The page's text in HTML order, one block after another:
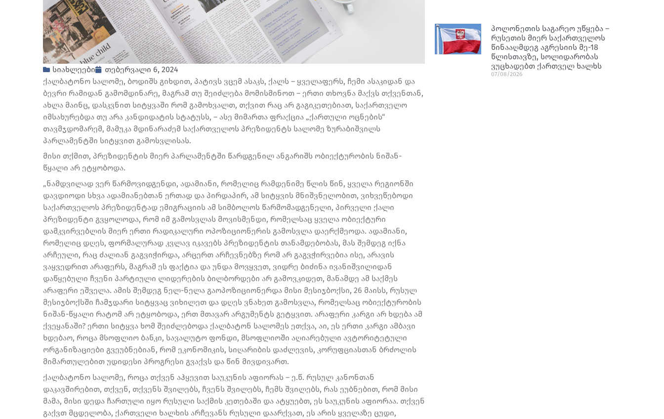
სიახლეები
თებერვალი 6, 2024
ქალბატონო სალომე, ბოდიშს გიხდით, პატივს ვცემ ასაკს, ქალს – ყველაფერს, ჩემი ასაკიდან და
ბევრი რამიდან გამომდინარე, მაგრამ თუ შეიძლება მომისმინოთ – ერთი თხოვნა მაქვს თქვენთან,
ახლა მაინც, დასკვნით სიტყვაში რომ გამოხვალთ, თქვით რაც არ გაგიკეთებიათ, საქართველო
იმსახურებდა თუ არა კანდიდატის სტატუსს, – ასე მიმართა ფრაქცია „ქართული ოცნების“
თავმჯდომარემ, მამუკა მდინარაძემ საქართველოს პრეზიდენტს სალომე ზურაბიშვილს
პარლამენტში სიტყვით გამოსვლისას.
მისი თქმით, პრეზიდენტის მიერ პარლამენტში წარდგენილ ანგარიშს ობიექტურობის ნიშან-
წყალი არ ეტყობოდა.
„ნამდვილად ვერ წარმოვიდგენდი, ადამიანი, რომელიც რამდენიმე წლის წინ, ყველა რეგიონში
დავდიოდი სხვა ადამიანებთან ერთად და პირდაპირ, ამ სიტყვის მნიშვნელობით, ვიხვეწებოდი
საქართველოს პრეზიდენტად ემიგრაციის ამ სიმბოლოს წარმომადგენელი, პირველი ქალი
პრეზიდენტი გვყოლოდა, რომ იმ გამოსვლას მოვისმენდი, რომელსაც ყველა ობიექტური
დამკვირვებლის მიერ ერთი რადიკალური ოპოზიციონერის გამოსვლა დაერქმეოდა. ადამიანი,
რომელიც დღეს, ფორმალურად კვლავ იკავებს პრეზიდენტის თანამდებობას, მას შემდეგ იქნა
არჩეული, რაც ძალიან გაგვიჭირდა, არცერთ არჩევნებზე რომ არ გაგვჭირვებია ისე, არავის
ვაყვედრით არაფერს, მაგრამ ეს ფაქტია და უნდა მოვყვეთ, ვიდრე ბიძინა ივანიშვილიდან
დაწყებული ჩვენი პარტიული ლიდერების ბილბორდები არ გამოვკიდეთ, მანამდე ამ საქმეს
არაფერი ეშველა. ამის შემდეგ ნელ-ნელა გაოპოზიციონერდა მისი მესიჯბოქსი, 26 მაისს, რუსულ
მესიჯბოქსში ჩამჯდარი სიტყვაც ვიხილეთ და დღეს ვნახეთ გამოსვლა, რომელსაც ობიექტურობის
ნიშან-წყალი რატომ არ ეტყობოდა, ერთ მთავარ არგუმენტს გეტყვით. არაფერი კარგი არ ხდება ამ
ქვეყანაში? ერთი სიტყვა ხომ შეიძლებოდა ქალბატონ სალომეს ეთქვა, აი, ეს ერთი კარგი ამბავი
ხდებაო, როცა მსოფლიო ბანკი, სავალუტო ფონდი, მსოფლიოში აღიარებული ავტორიტეტული
ორგანიზაციები გვეუბნებიან, რომ ეკონომიკის, სიღარიბის დაძლევის, კორუფციასთან ბრძოლის
მიმართულებით უდიდესი პროგრესი გვაქვს და წინ მივდივართ.
ქალბატონო სალომე, როცა თქვენ აჰყევით საუკუნის აფიორას – ე.წ. რუსულ კანონთან
დაკავშირებით, თქვენ, თქვენს შვილებს, ჩვენს შვილებს, ჩემს შვილებს, რას ეუბნებით, რომ მისი
მამა, მისი დედა ჩართული იყო რუსული საქმის კეთებაში და ატყუებთ, ეს საუკუნის აფიორაა. თქვენ
გაქვთ მცდელობა, ქართველი ხალხის არჩევანს რუსული დაარქვათ, ეს არის ყველაზე ცუდი,
პოლონეთის საგარეო უწყება –
რუსეთის მიერ საქართველოს
წინააღმდეგ აგრესიის მე-18
წლისთავზე, სოლიდარობას
ვუცხადებთ ქართველ ხალხს
07/08/2026